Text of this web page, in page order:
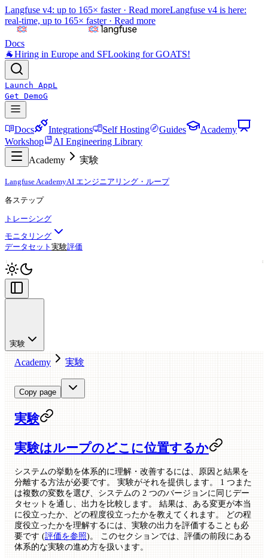
Langfuse v4: up to 165× faster · Read moreLangfuse v4 is here:
real-time, up to 165× faster · Read more
Docs
🐐Hiring in Europe and SFLooking for GOATS!
Launch AppL
Get DemoG
Docs Integrations Self Hosting Guides
Academy
Workshop
AI Engineering Library
Academy
実験
Langfuse AcademyAI エンジニアリング・ループ
各ステップ
トレーシング
モニタリング
データセット 実験評価
実験
Academy 実験
Copy page
実験
実験はループのどこに位置するか
システムの挙動を体系的に理解・改善するには、原因と結果を
分離する方法が必要です。 実験がそれを提供します。 1 つまた
は複数の変数を選び、システムの 2 つのバージョンに同じデー
タセットを通し、出力を比較します。 結果は、ある変更が本当
に役立ったか、どの程度役立ったかを教えてくれます。 どの程
度役立ったかを理解するには、実験の出力を評価することも必
要です (評価を参照)。 このセクションでは、評価の前段にある
体系的な実験の進め方を扱います。